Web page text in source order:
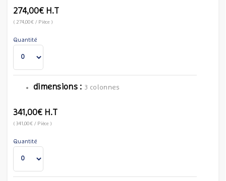
274,00€ H.T
(274,00€/ Pièce )
Quantité
dimensions : 3 colonnes
341,00€ H.T
(341,00€/ Pièce )
Quantité